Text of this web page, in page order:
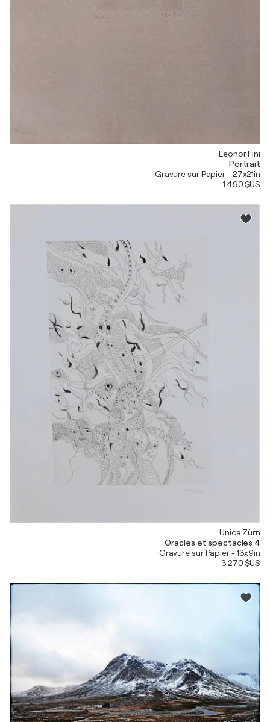
Leonor Fini
Portrait
Gravure sur Papier - 27x21in
1 490 $US
Unica Zürn
Oracles et spectacles 4
Gravure sur Papier - 13x9in
3 270 $US